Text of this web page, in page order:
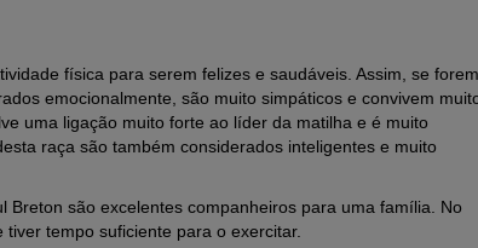
física para serem felizes e saudáveis. Assim, se forem
emocionalmente, são muito simpáticos e convivem
uma ligação muito forte ao líder da matilha e é muito
raça são também considerados inteligentes e muito
são excelentes companheiros para uma família. No
tempo suficiente para o exercitar.